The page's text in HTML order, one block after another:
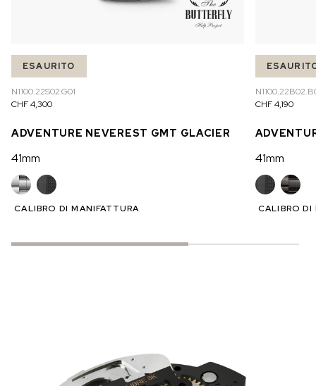
ESAURITO
N1100.22S02.G01
CHF 4,300
ADVENTURE NEVEREST GMT GLACIER
41mm
CALIBRO DI MANIFATTURA
CHF 4,190
41mm
CALIBRO DI